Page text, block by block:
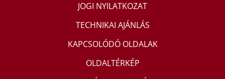
JOGI NYILATKOZAT
TECHNIKAI AJÁNLÁS
KAPCSOLÓDÓ OLDALAK
OLDALTÉRKÉP